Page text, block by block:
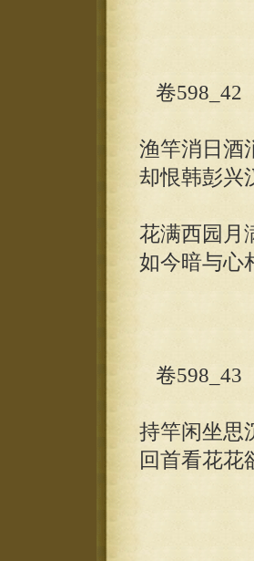
卷598_42
渔竿消日酒
却恨韩彭兴
花满西园月
如今暗与心
卷598_43
持竿闲坐思
回首看花花